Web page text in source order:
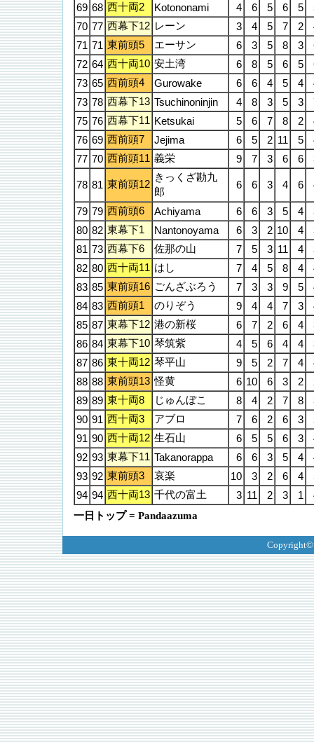
69 68 西十両2 Kotononami 4 6 5 6 5
70 77 西幕下12 レーン 3 4 5 7 2
71 71 東前頭5 エーサン 6 3 5 8 3
72 64 西十両10 安土湾 6 8 5 6 5
73 65 西前頭4 Gurowake 6 6 4 5 4
73 78 西幕下13 Tsuchinoninjin 4 8 3 5 3
75 76 西幕下11 Ketsukai 5 6 7 8 2
76 69 西前頭7 Jejima 6 5 2 11 5
77 70 西前頭11 義栄 9 7 3 6 6
78 81 東前頭12
きっくざ勘九
郎
6 6 3 4 6
79 79 西前頭6 Achiyama 6 6 3 5 4
80 82 東幕下1 Nantonoyama 6 3 2 10 4
81 73 西幕下6 佐那の山 7 5 3 11 4
82 80 西十両11 はし 7 4 5 8 4
83 85 東前頭16 ごんざぶろう 7 3 3 9 5
84 83 西前頭1 のりぞう 9 4 4 7 3
85 87 東幕下12 港の新桜 6 7 2 6 4
86 84 東幕下10 琴筑紫 4 5 6 4 4
87 86 東十両12 琴平山 9 5 2 7 4
88 88 東前頭13 怪黄 6 10 6 3 2
89 89 東十両8 じゅんぼこ 8 4 2 7 8
90 91 西十両3 アブロ 7 6 2 6 3
91 90 西十両12 生石山 6 5 5 6 3
92 93 東幕下11 Takanorappa 6 6 3 5 4
93 92 東前頭3 哀楽 10 3 2 6 4
94 94 西十両13 千代の富土 3 11 2 3 1
一日トップ = Pandaazuma